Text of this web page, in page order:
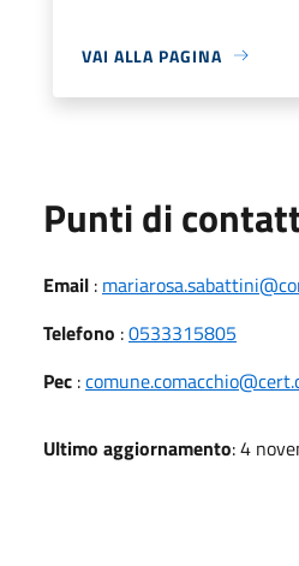
VAI ALLA PAGINA
Punti di
Email :
Telefono :0533315805
Pec :
Ultimo aggiornamento: 4